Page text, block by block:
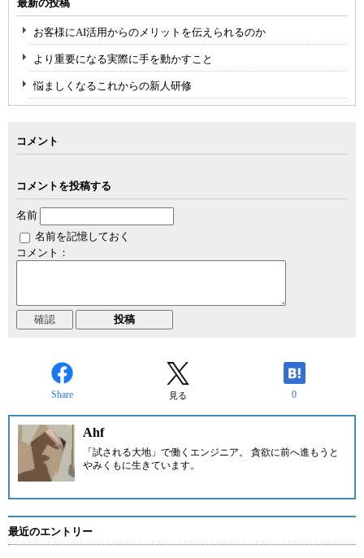
最新の投稿
お客様にAI活用からのメリットを伝えられるのか
より重要になる実際に手を動かすこと
悩ましくなるこれからの新人研修
コメント
コメントを投稿する
名前
名前を記憶しておく
コメント：
Share 見る 0
Ahf
「試される大地」で働くエンジニア。 貪欲に前へ進もうと
やみくもに生きています。
最近のエントリー